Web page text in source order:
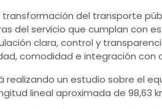
transformación del transporte
del servicio que cumplan con
clara, control y
comodidad e integración
realizando un estudio sobre el
lineal aproximada de